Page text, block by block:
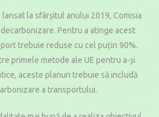
la sfârșitul anului 2019, Comisia
Pentru a atinge acest
trebuie reduse cu cel puțin 90%.
primele metode ale UE pentru a-și
aceste planuri trebuie să includă
a transportului.